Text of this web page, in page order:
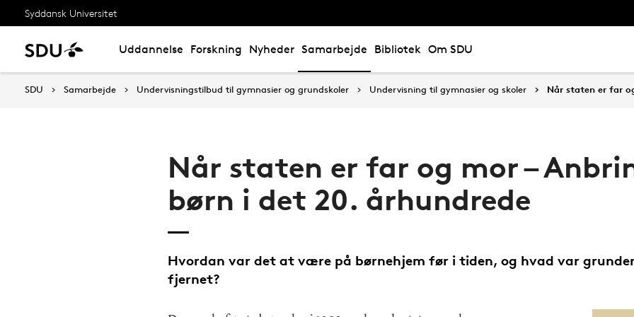
Syddansk Universitet
Uddannelse Forskning Nyheder Samarbejde Bibliotek Om SDU
SDU Samarbejde Undervisningstilbud til gymnasier og grundskoler Undervisning til gymnasier og skoler Når staten er far
Når staten er far og mor –
børn i det 20. århundrede
Hvordan var det at være på børnehjem før i tiden, og hvad var
fjernet?